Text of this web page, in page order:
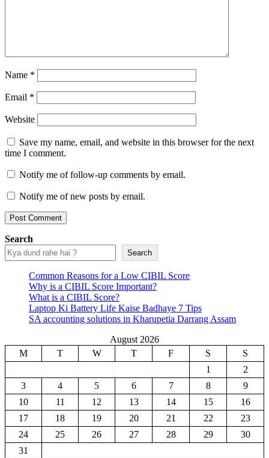
Name *
Email *
Website
Save my name, email, and website in this browser for the next
time I comment.
Notify me of follow-up comments by email.
Notify me of new posts by email.
Search
Search
Common Reasons for a Low CIBIL Score
Why is a CIBIL Score Important?
What is a CIBIL Score?
Laptop Ki Battery Life Kaise Badhaye 7 Tips
SA accounting solutions in Kharupetia Darrang Assam
August 2026
M
T W T F S
S
1
2
3
4 5 6 7 8
9
10
11 12 13 14 15
16
17
18 19 20 21 22
23
24
25 26 27 28 29
30
31